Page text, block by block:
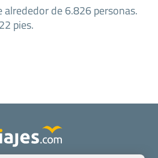
de 6.826 personas.
pies.